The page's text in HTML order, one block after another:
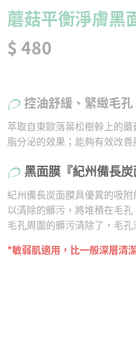
蘑菇平衡淨膚黑
$ 480
控油舒緩、緊緻毛
萃取自東歐落葉松樹幹上的
脂分泌的效果；能夠有效改
黑面膜『紀州備長
紀州備長炭面膜具優異的吸
以清除的髒污，將堆積在毛
毛孔周圍的髒污清除了，毛孔
*敏弱肌適用，比一般深層清